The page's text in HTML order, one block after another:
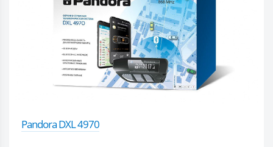
Pandora DXL 4970